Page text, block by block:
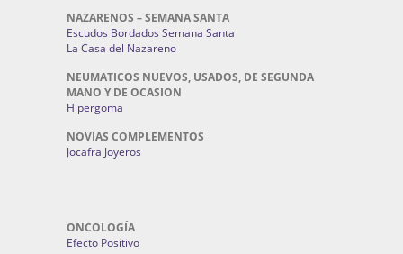
NAZARENOS – SEMANA SANTA
Escudos Bordados Semana Santa
La Casa del Nazareno
NEUMATICOS NUEVOS, USADOS, DE SEGUNDA
MANO Y DE OCASION
Hipergoma
NOVIAS COMPLEMENTOS
Jocafra Joyeros
ONCOLOGÍA
Efecto Positivo